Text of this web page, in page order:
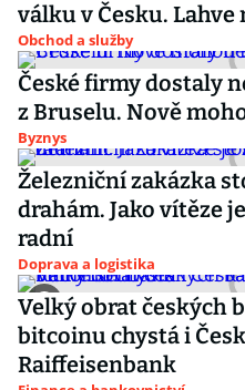
válku v Česku. Lahve
Obchod a služby
České firmy dostaly
z Bruselu. Nově
Byznys
Železniční zakázka
drahám. Jako vítěze
radní
Doprava a logistika
Velký obrat českých
bitcoinu chystá i
Raiffeisenbank